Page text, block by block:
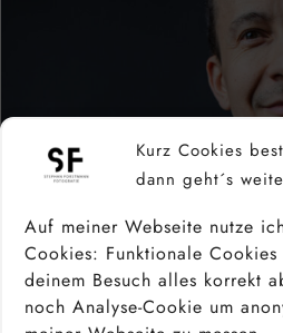
Kurz Cookies
dann geht´s
Auf meiner Webseite nutze
Cookies: Funktionale
deinem Besuch alles korrekt
noch Analyse-Cookie um